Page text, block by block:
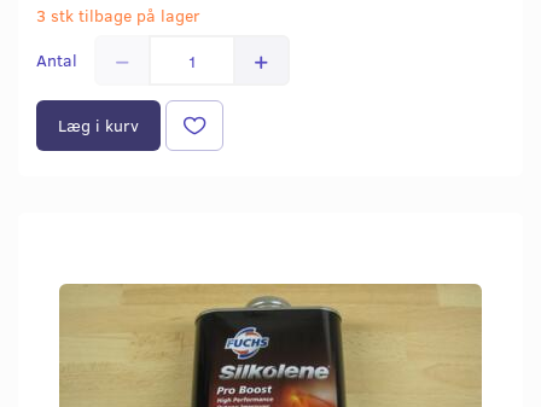
3 stk tilbage på lager
Antal
Læg i kurv